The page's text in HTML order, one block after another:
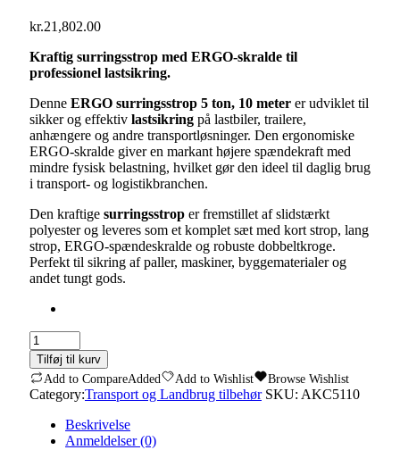
kr.21,802.00
Kraftig surringsstrop med ERGO-skralde til
professionel lastsikring.
Denne ERGO surringsstrop 5 ton, 10 meter er udviklet til
sikker og effektiv lastsikring på lastbiler, trailere,
anhængere og andre transportløsninger. Den ergonomiske
ERGO-skralde giver en markant højere spændekraft med
mindre fysisk belastning, hvilket gør den ideel til daglig brug
i transport- og logistikbranchen.
Den kraftige surringsstrop er fremstillet af slidstærkt
polyester og leveres som et komplet sæt med kort strop, lang
strop, ERGO-spændeskralde og robuste dobbeltkroge.
Perfekt til sikring af paller, maskiner, byggematerialer og
andet tungt gods.
Surringsstrop
ERGO
5
ton
–
Tilføj til kurv
Add to CompareAdded Add to Wishlist Browse Wishlist
Category:Transport og Landbrug tilbehør SKU: AKC5110
Beskrivelse
Anmeldelser (0)